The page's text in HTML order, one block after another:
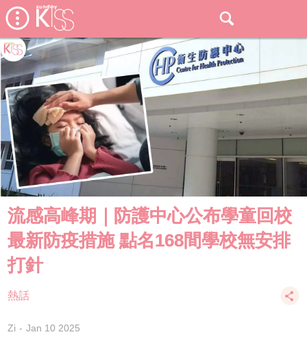
流感高峰期｜防護中心公布學童回校
最新防疫措施 點名168間學校無安排
打針
熱話
Zi Jan 10 2025